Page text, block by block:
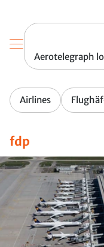
Aerotelegraph
Airlines
fdp